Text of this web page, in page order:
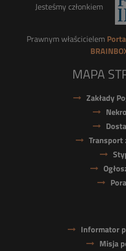
Jesteśmy członkiem
Prawnym właścicielem
MAPA
Zakłady
Transport
Informator
Misja